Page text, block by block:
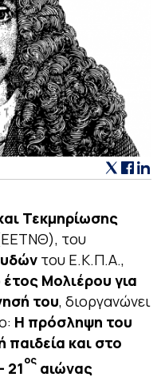
Τεκμηρίωσης
του
του Ε.Κ.Π.Α.,
έτος Μολιέρου για
του, διοργανώνει
Η πρόσληψη του
παιδεία και στο
21ος αιώνας